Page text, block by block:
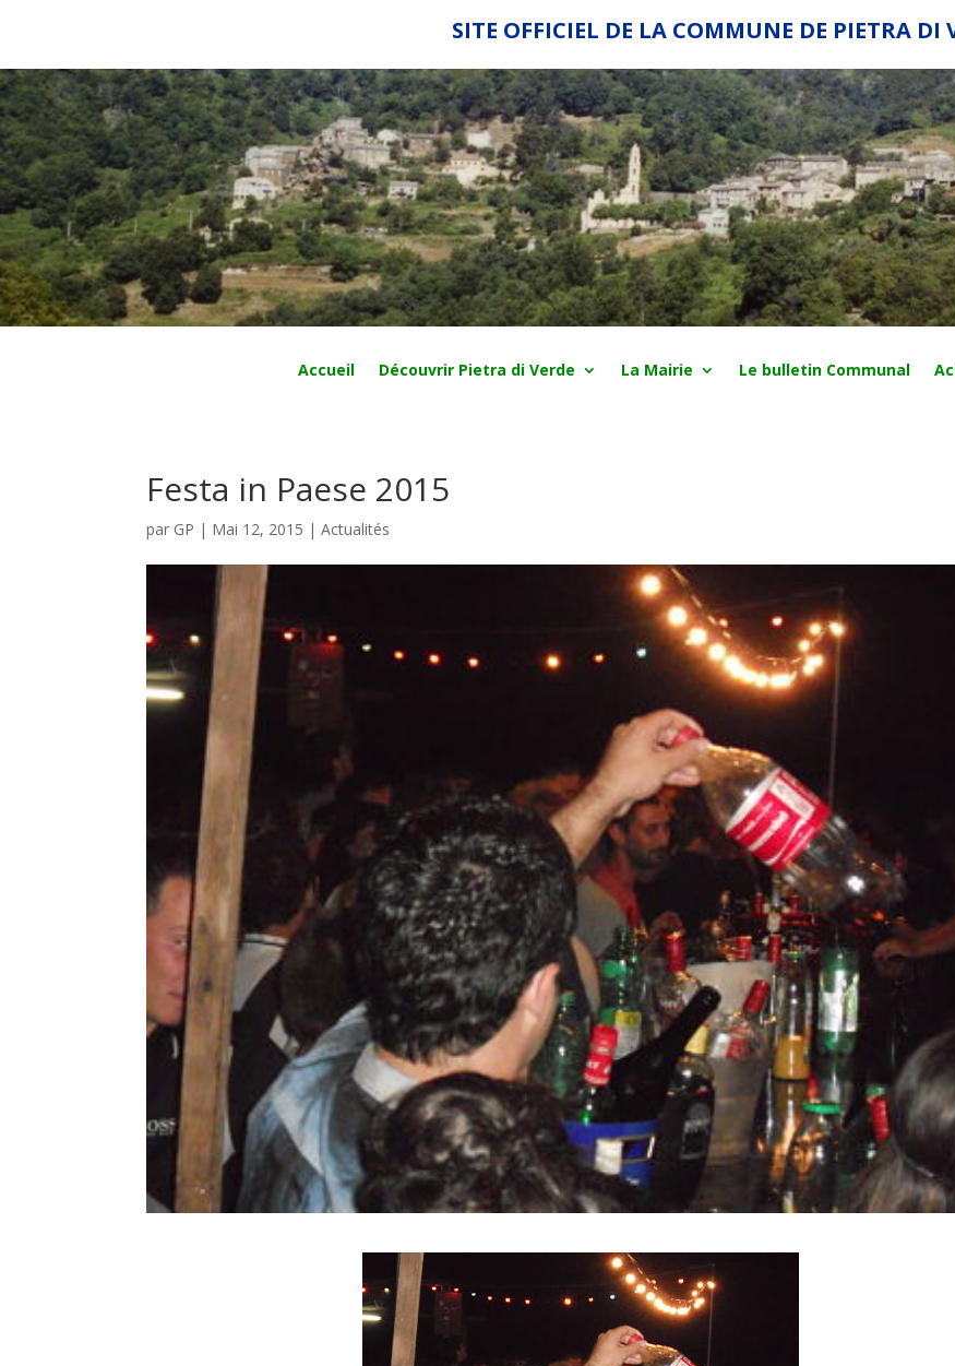
SITE OFFICIEL DE LA COMMUNE DE PIETRA DI
Accueil Découvrir Pietra di Verde La Mairie Le bulletin Communal
Festa in Paese 2015
par GP | Mai 12, 2015 |Actualités